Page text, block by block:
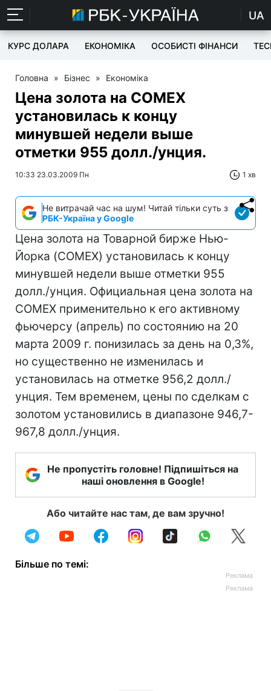
UA
КУРС ДОЛАРА ЕКОНОМІКА ОСОБИСТІ ФІНАНСИ
Головна » Бізнес » Економіка
Цена золота на COMEX
установилась к концу
минувшей недели выше
отметки 955 долл./унция.
10:33 23.03.2009 Пн 1 хв
Не витрачай час на шум! Читай тільки суть з
РБК-Україна у Google
Цена золота на Товарной бирже Нью-
Йорка (COMEX) установилась к концу
минувшей недели выше отметки 955
долл./унция. Официальная цена золота на
COMEX применительно к его активному
фьючерсу (апрель) по состоянию на 20
марта 2009 г. понизилась за день на 0,3%,
но существенно не изменилась и
установилась на отметке 956,2 долл./
унция. Тем временем, цены по сделкам с
золотом установились в диапазоне 946,7-
967,8 долл./унция.
Не пропустіть головне! Підпишіться на
наші оновлення в Google!
Або читайте нас там, де вам зручно!
Більше по темі: